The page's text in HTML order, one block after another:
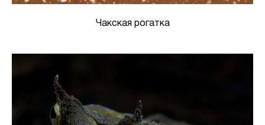
Чакская рогатка